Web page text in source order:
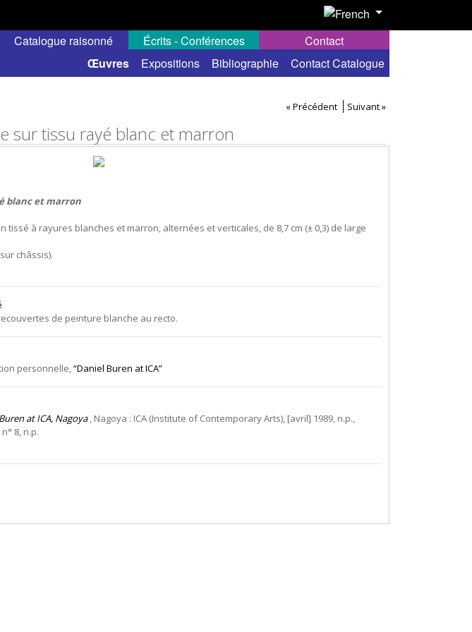
Catalogue raisonné
Œuvres Expositions Bibliographie Contact Catalogue
Écrits - Conférences Contact
« Précédent Suivant »
sur tissu rayé blanc et marron
blanc et marron
à rayures blanches et marron, alternées et verticales, de 8,7 cm (± 0,3) de large
châssis).
de peinture blanche au recto.
personnelle,“Daniel Buren at ICA”
at ICA, Nagoya, Nagoya : ICA (Institute of Contemporary Arts), [avril] 1989, n.p.,
8, n.p.